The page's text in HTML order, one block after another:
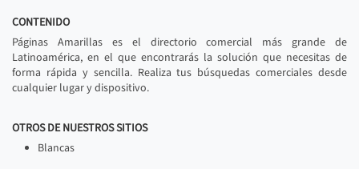
CONTENIDO
Páginas Amarillas es el directorio comercial más grande de
Latinoamérica, en el que encontrarás la solución que necesitas de
forma rápida y sencilla. Realiza tus búsquedas comerciales desde
cualquier lugar y dispositivo.
OTROS DE NUESTROS SITIOS
Blancas